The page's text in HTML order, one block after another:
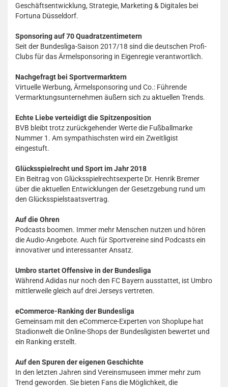
Geschäftsentwicklung, Strategie, Marketing & Digitales bei
Fortuna Düsseldorf.
Sponsoring auf 70 Quadratzentimetern
Seit der Bundesliga-Saison 2017/18 sind die deutschen Profi-
Clubs für das Ärmelsponsoring in Eigenregie verantwortlich.
Nachgefragt bei Sportvermarktern
Virtuelle Werbung, Ärmelsponsoring und Co.: Führende
Vermarktungsunternehmen äußern sich zu aktuellen Trends.
Echte Liebe verteidigt die Spitzenposition
BVB bleibt trotz zurückgehender Werte die Fußballmarke
Nummer 1. Am sympathischsten wird ein Zweitligist
eingestuft.
Glücksspielrecht und Sport im Jahr 2018
Ein Beitrag von Glücksspielrechtsexperte Dr. Henrik Bremer
über die aktuellen Entwicklungen der Gesetzgebung rund um
den Glücksspielstaatsvertrag.
Auf die Ohren
Podcasts boomen. Immer mehr Menschen nutzen und hören
die Audio-Angebote. Auch für Sportvereine sind Podcasts ein
innovativer und interessanter Ansatz.
Umbro startet Offensive in der Bundesliga
Während Adidas nur noch den FC Bayern ausstattet, ist Umbro
mittlerweile gleich auf drei Jerseys vertreten.
eCommerce-Ranking der Bundesliga
Gemeinsam mit den eCommerce-Experten von Shoplupe hat
Stadionwelt die Online-Shops der Bundesligisten bewertet und
ein Ranking erstellt.
Auf den Spuren der eigenen Geschichte
In den letzten Jahren sind Vereinsmuseen immer mehr zum
Trend geworden. Sie bieten Fans die Möglichkeit, die